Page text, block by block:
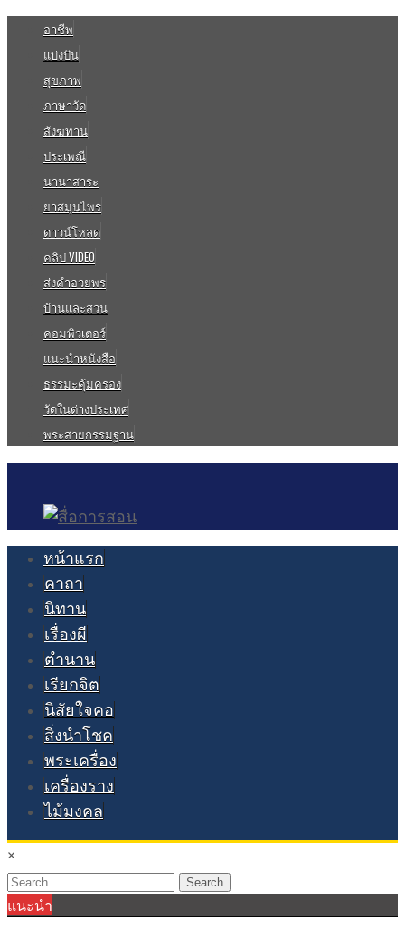
อาชีพ
แบ่งปัน
สุขภาพ
ภาษาวัด
สังฆทาน
ประเพณี
นานาสาระ
ยาสมุนไพร
ดาวน์โหลด
คลิป VIDEO
ส่งคำอวยพร
บ้านและสวน
คอมพิวเตอร์
แนะนำหนังสือ
ธรรมะคุ้มครอง
วัดในต่างประเทศ
พระสายกรรมฐาน
หน้าแรก
คาถา
นิทาน
เรื่องผี
ตำนาน
เรียกจิต
นิสัยใจคอ
สิ่งนำโชค
พระเครื่อง
เครื่องราง
ไม้มงคล
×
Search
for:
แนะนำ